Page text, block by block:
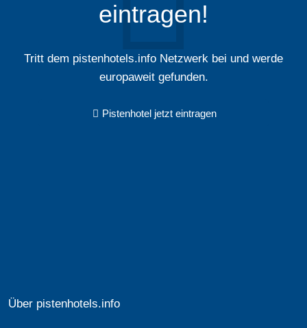
eintragen!
Tritt dem pistenhotels.info Netzwerk bei und werde
europaweit gefunden.
Pistenhotel jetzt eintragen
Über pistenhotels.info